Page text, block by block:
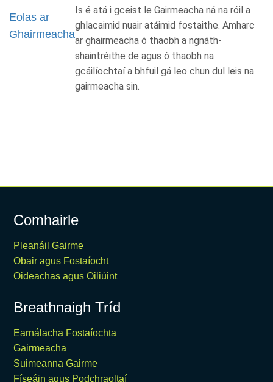
Eolas ar
Ghairmeacha
Is é atá i gceist le Gairmeacha ná na róil a
ghlacaimid nuair atáimid fostaithe. Amharc
ar ghairmeacha ó thaobh a ngnáth-
shaintréithe de agus ó thaobh na
gcáilíochtaí a bhfuil gá leo chun dul leis na
gairmeacha sin.
Comhairle
Pleanáil Gairme
Obair agus Fostaíocht
Oideachas agus Oiliúint
Breathnaigh Tríd
Earnálacha Fostaíochta
Gairmeacha
Suimeanna Gairme
Físeáin agus Podchraoltaí